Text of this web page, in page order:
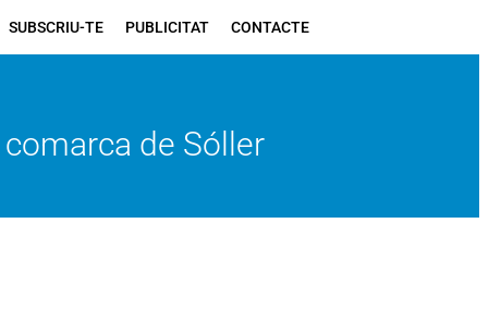
SUBSCRIU-TE PUBLICITAT CONTACTE
de Sóller